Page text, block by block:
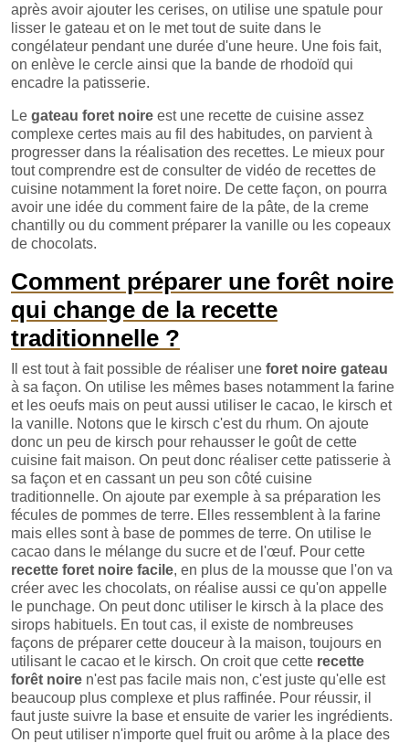
après avoir ajouter les cerises, on utilise une spatule pour
lisser le gateau et on le met tout de suite dans le
congélateur pendant une durée d'une heure. Une fois fait,
on enlève le cercle ainsi que la bande de rhodoïd qui
encadre la patisserie.
Le gateau foret noire est une recette de cuisine assez
complexe certes mais au fil des habitudes, on parvient à
progresser dans la réalisation des recettes. Le mieux pour
tout comprendre est de consulter de vidéo de recettes de
cuisine notamment la foret noire. De cette façon, on pourra
avoir une idée du comment faire de la pâte, de la creme
chantilly ou du comment préparer la vanille ou les copeaux
de chocolats.
Comment préparer une forêt noire
qui change de la recette
traditionnelle ?
Il est tout à fait possible de réaliser une foret noire gateau
à sa façon. On utilise les mêmes bases notamment la farine
et les oeufs mais on peut aussi utiliser le cacao, le kirsch et
la vanille. Notons que le kirsch c'est du rhum. On ajoute
donc un peu de kirsch pour rehausser le goût de cette
cuisine fait maison. On peut donc réaliser cette patisserie à
sa façon et en cassant un peu son côté cuisine
traditionnelle. On ajoute par exemple à sa préparation les
fécules de pommes de terre. Elles ressemblent à la farine
mais elles sont à base de pommes de terre. On utilise le
cacao dans le mélange du sucre et de l'œuf. Pour cette
recette foret noire facile, en plus de la mousse que l'on va
créer avec les chocolats, on réalise aussi ce qu'on appelle
le punchage. On peut donc utiliser le kirsch à la place des
sirops habituels. En tout cas, il existe de nombreuses
façons de préparer cette douceur à la maison, toujours en
utilisant le cacao et le kirsch. On croit que cette recette
forêt noire n'est pas facile mais non, c'est juste qu'elle est
beaucoup plus complexe et plus raffinée. Pour réussir, il
faut juste suivre la base et ensuite de varier les ingrédients.
On peut utiliser n'importe quel fruit ou arôme à la place des